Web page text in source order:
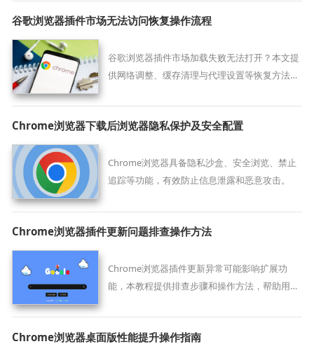
谷歌浏览器插件市场无法访问恢复操作流程
谷歌浏览器插件市场加载失败无法打开？本文提
供网络调整、缓存清理与代理设置等恢复方法，
Chrome浏览器下载后浏览器隐私保护及安全配置
Chrome浏览器具备隐私沙盒、安全浏览、禁止
追踪等功能，有效防止信息泄露和恶意攻击。
Chrome浏览器插件更新问题排查操作方法
Chrome浏览器插件更新异常可能影响扩展功
能，本教程提供排查步骤和操作方法，帮助用户
览器使用稳定和高效。
Chrome浏览器桌面版性能提升操作指南